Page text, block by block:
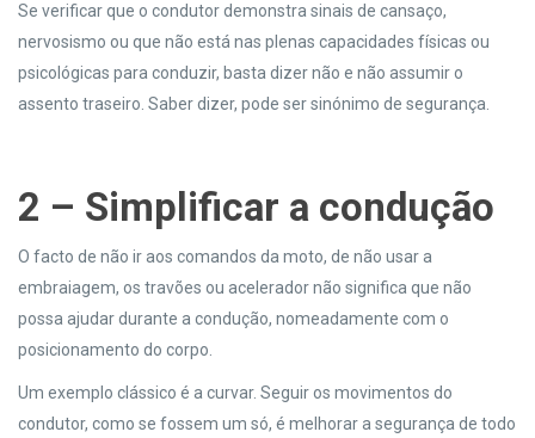
Se verificar que o condutor demonstra sinais de cansaço,
nervosismo ou que não está nas plenas capacidades físicas ou
psicológicas para conduzir, basta dizer não e não assumir o
assento traseiro. Saber dizer, pode ser sinónimo de segurança.
2 – Simplificar a condução
O facto de não ir aos comandos da moto, de não usar a
embraiagem, os travões ou acelerador não significa que não
possa ajudar durante a condução, nomeadamente com o
posicionamento do corpo.
Um exemplo clássico é a curvar. Seguir os movimentos do
condutor, como se fossem um só, é melhorar a segurança de todo